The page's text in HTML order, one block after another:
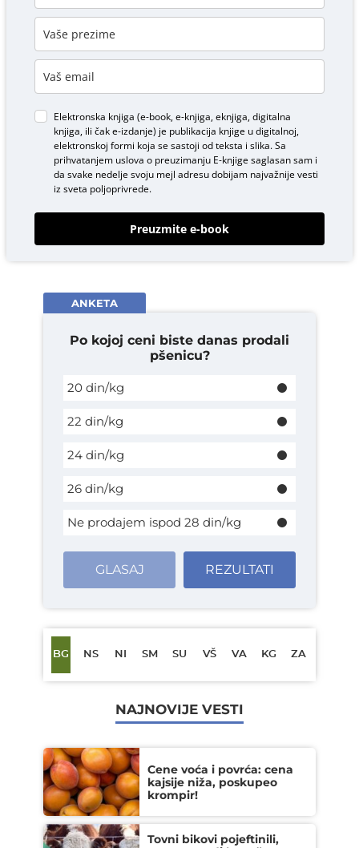
Elektronska knjiga (e-book, e-knjiga, eknjiga, digitalna
knjiga, ili čak e-izdanje) je publikacija knjige u digitalnoj,
elektronskoj formi koja se sastoji od teksta i slika. Sa
prihvatanjem uslova o preuzimanju E-knjigesaglasan sam i
da svake nedelje svoju mejl adresu dobijam najvažnije vesti
iz sveta poljoprivrede.
Preuzmite e-book
ANKETA
Po kojoj ceni biste danas prodali
pšenicu?
20 din/kg
22 din/kg
24 din/kg
26 din/kg
Ne prodajem ispod 28 din/kg
GLASAJ REZULTATI
BG NS NI SM SU VŠ VA KG ZA
NAJNOVIJE VESTI
Cene voća i povrća: cena
kajsije niža, poskupeo
krompir!
Tovni bikovi pojeftinili,